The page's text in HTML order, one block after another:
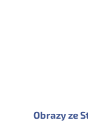
Obrazy ze